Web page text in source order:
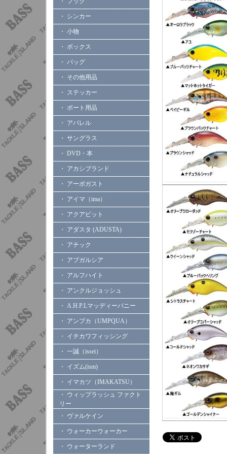
・ シンカー
・ 小物
・ ボックス
・ バッグ
・ その他用品
・ ステッカー
・ ボート用品
・ アパレル
・ サングラス
・ DVD・本
・ アカシブランド
・ アーボガスト
・ アイマ（ima）
・ アクアビット
・ アダスタ (ADUSTA)
・ アチック
・ アブガルシア
・ アルフハイト
・ アンクルジョッシュ
・ A.H.P.Lマッディーバニー
・ アンプカ（UMPQUA）
・ イチカワフィッシング
・ 一誠（issei）
・ イズム(ism)
・ イマカツ（IMAKATSU）
・ ウィップラッシュ ファクト
リー
・ ヴァルケイン
・ ウォーカーウォーカー
・ ウォーターランド